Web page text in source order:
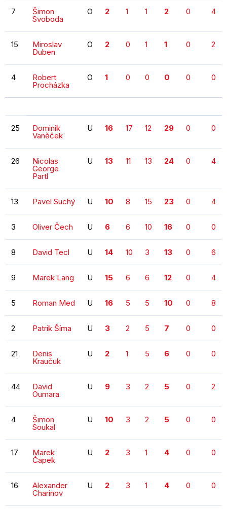
7 Šimon
Svoboda
O 2 1 1 2 0 4
15 Miroslav
Duben
O 2 0 1 1 0 2
4 Robert
Procházka
O 1 0 0 0 0 0
25 Dominik
Vaněček
U 16 17 12 29 0 0
26 Nicolas
George
Partl
U 13 11 13 24 0 4
13 Pavel Suchý U 10 8 15 23 0 4
3 Oliver Čech U 6 6 10 16 0 0
8 David Tecl U 14 10 3 13 0 6
9 Marek Lang U 15 6 6 12 0 4
5 Roman Med U 16 5 5 10 0 8
2 Patrik Šíma U 3 2 5 7 0 0
21 Denis
Kraučuk
U 2 1 5 6 0 0
44 David
Oumara
U 9 3 2 5 0 2
4 Šimon
Soukal
U 10 3 2 5 0 0
17 Marek
Čapek
U 2 3 1 4 0 0
16 Alexander
Charinov
U 2 3 1 4 0 0